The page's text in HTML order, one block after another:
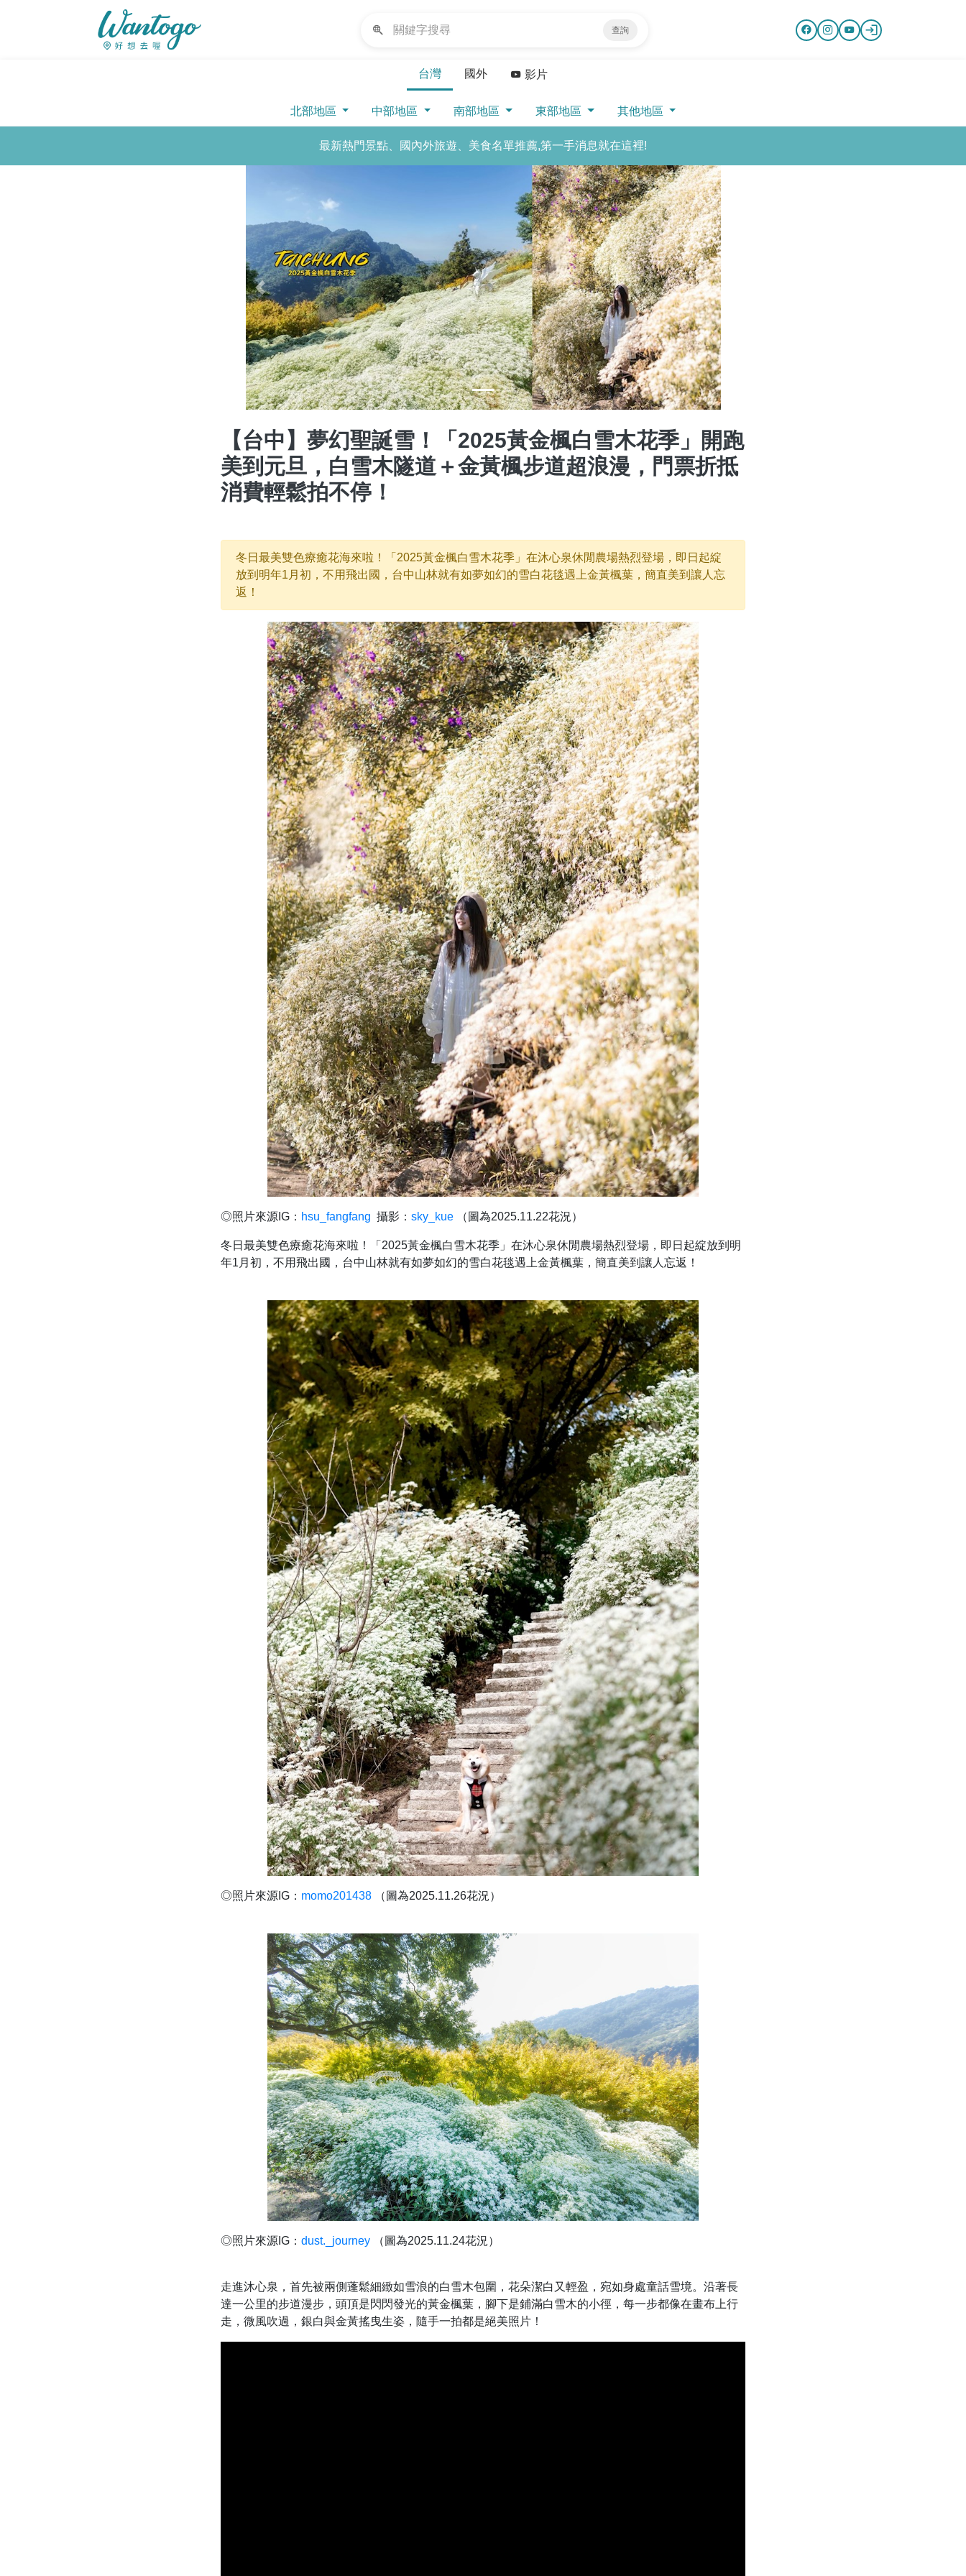
查詢
台灣 國外 影片
北部地區 中部地區 南部地區 東部地區 其他地區
最新熱門景點、國內外旅遊、美食名單推薦,第一手消息就在這裡!
Previous Next
【台中】夢幻聖誕雪！「2025黃金楓白雪木花季」開跑
美到元旦，白雪木隧道＋金黃楓步道超浪漫，門票折抵
消費輕鬆拍不停！
冬日最美雙色療癒花海來啦！「2025黃金楓白雪木花季」在沐心泉休閒農場熱烈登場，即日起綻
放到明年1月初，不用飛出國，台中山林就有如夢如幻的雪白花毯遇上金黃楓葉，簡直美到讓人忘
返！
◎照片來源IG： hsu_fangfang 攝影： sky_kue （圖為2025.11.22花況）
冬日最美雙色療癒花海來啦！「2025黃金楓白雪木花季」在沐心泉休閒農場熱烈登場，即日起綻放到明
年1月初，不用飛出國，台中山林就有如夢如幻的雪白花毯遇上金黃楓葉，簡直美到讓人忘返！
◎照片來源IG： momo201438 （圖為2025.11.26花況）
◎照片來源IG： dust._journey （圖為2025.11.24花況）
走進沐心泉，首先被兩側蓬鬆細緻如雪浪的白雪木包圍，花朵潔白又輕盈，宛如身處童話雪境。沿著長
達一公里的步道漫步，頭頂是閃閃發光的黃金楓葉，腳下是鋪滿白雪木的小徑，每一步都像在畫布上行
走，微風吹過，銀白與金黃搖曳生姿，隨手一拍都是絕美照片！